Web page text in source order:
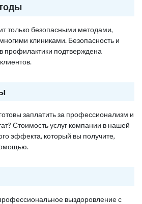
только безопасными методами,
клиниками. Безопасность и
профилактики подтверждена
заплатить за профессионализм и
Стоимость услуг компании в нашей
эффекта, который вы получите,
выздоровление с